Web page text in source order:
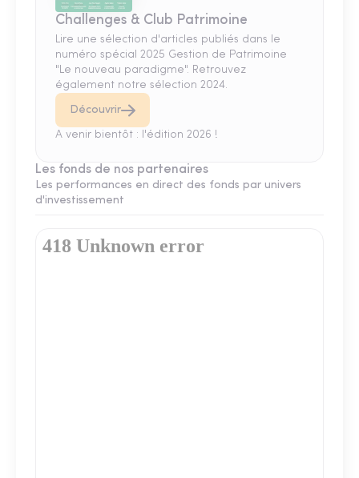
Challenges & Club Patrimoine
Lire une sélection d'articles publiés dans le
numéro spécial 2025 Gestion de Patrimoine
"Le nouveau paradigme". Retrouvez
également notre sélection 2024.
Découvrir
A venir bientôt : l'édition 2026 !
Les fonds de nos partenaires
Les performances en direct des fonds par univers
d'investissement